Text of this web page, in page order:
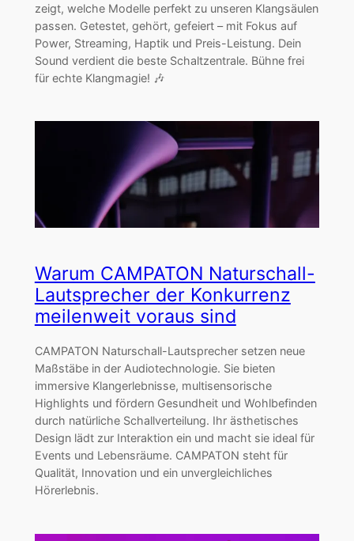
zeigt, welche Modelle perfekt zu unseren Klangsäulen
passen. Getestet, gehört, gefeiert – mit Fokus auf
Power, Streaming, Haptik und Preis-Leistung. Dein
Sound verdient die beste Schaltzentrale. Bühne frei
für echte Klangmagie! 🎶
Warum CAMPATON Naturschall-
Lautsprecher der Konkurrenz
meilenweit voraus sind
CAMPATON Naturschall-Lautsprecher setzen neue
Maßstäbe in der Audiotechnologie. Sie bieten
immersive Klangerlebnisse, multisensorische
Highlights und fördern Gesundheit und Wohlbefinden
durch natürliche Schallverteilung. Ihr ästhetisches
Design lädt zur Interaktion ein und macht sie ideal für
Events und Lebensräume. CAMPATON steht für
Qualität, Innovation und ein unvergleichliches
Hörerlebnis.